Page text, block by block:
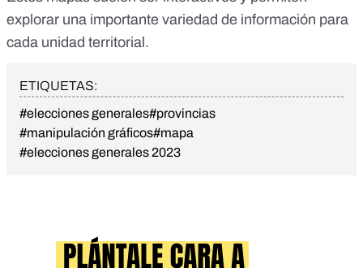
explorar una importante variedad de información para
cada unidad territorial.
ETIQUETAS:
#elecciones generales#provincias
#manipulación gráficos#mapa
#elecciones generales 2023